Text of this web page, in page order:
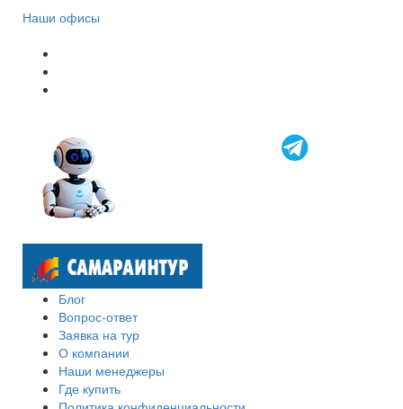
Наши офисы
Блог
Вопрос-ответ
Заявка на тур
О компании
Наши менеджеры
Где купить